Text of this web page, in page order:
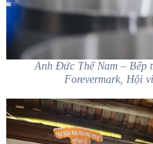
Anh Đức Thế Nam – Bếp
Forevermark, Hội